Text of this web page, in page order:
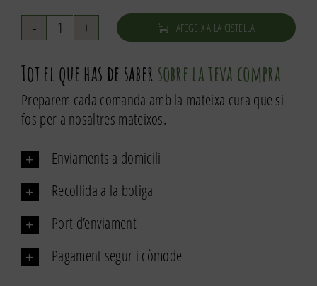
quantitat
Melmelada
de
maduixa
amb
atzavara
250g
AFEGEIX A LA CISTELLA
Tot el que has de saber sobre la teva compra
Preparem cada comanda amb la mateixa cura que si
fos per a nosaltres mateixos.
Enviaments a domicili
Recollida a la botiga
Port d’enviament
Pagament segur i còmode